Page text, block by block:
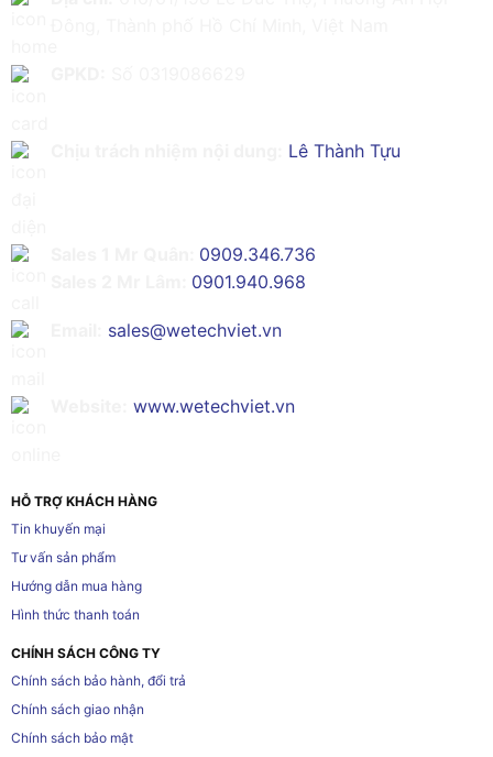
Lê Thành Tựu
0909.346.736
0901.940.968
sales@wetechviet.vn
www.wetechviet.vn
HỖ TRỢ KHÁCH HÀNG
Tin khuyến mại
Tư vấn sản phẩm
Hướng dẫn mua hàng
Hình thức thanh toán
CHÍNH SÁCH CÔNG TY
Chính sách bảo hành, đổi trả
Chính sách giao nhận
Chính sách bảo mật